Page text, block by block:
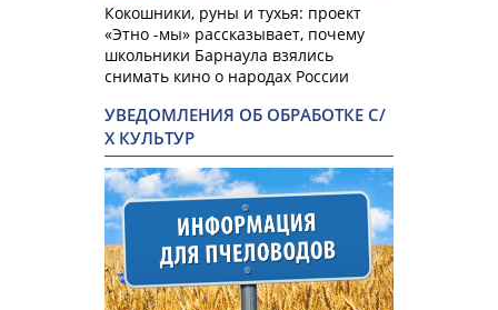
Кокошники, руны и тухья: проект
«Этно -мы» рассказывает, почему
школьники Барнаула взялись
снимать кино о народах России
УВЕДОМЛЕНИЯ ОБ ОБРАБОТКЕ С/
Х КУЛЬТУР